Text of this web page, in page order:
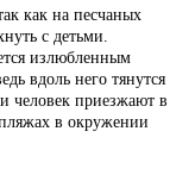
как на песчаных
с детьми.
излюбленным
вдоль него тянутся
человек приезжают в
в окружении